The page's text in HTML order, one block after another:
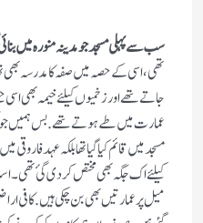
سب سے پہلی مسجد جو مدینہ منورہ میں
تھی، اسی کے حصہ میں صفہ کا مدرسہ بھی
جاتے تھے اور زخمیوں کیلئے خیمہ بھی
عمارت میں طے ہوتے تھے. بس ہمیں جو
مسجدمیں قائم کیا گیا تھا بلکہ عہد
کیلئے اک جگہ بھی مختص کردی گئ
میل پر عمارتیں بھی بن چکی ہیں. کافی